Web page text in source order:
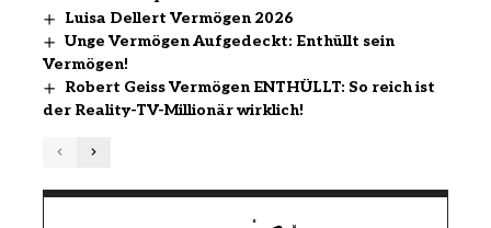
Luisa Dellert Vermögen 2026
Unge Vermögen Aufgedeckt: Enthüllt sein
Vermögen!
Robert Geiss Vermögen ENTHÜLLT: So reich ist
der Reality-TV-Millionär wirklich!